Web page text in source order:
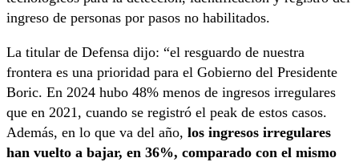
ingreso de personas por pasos no habilitados.
La titular de Defensa dijo: “el resguardo de nuestra
frontera es una prioridad para el Gobierno del Presidente
Boric. En 2024 hubo 48% menos de ingresos irregulares
que en 2021, cuando se registró el peak de estos casos.
Además, en lo que va del año, los ingresos irregulares
han vuelto a bajar, en 36%, comparado con el mismo